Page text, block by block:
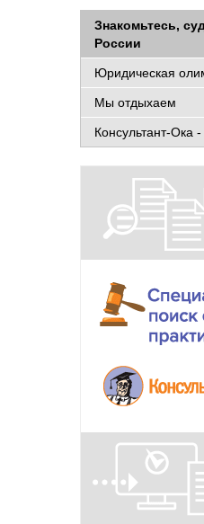
Знакомьтесь,
России
Юридическая
Мы отдыхаем
Консультант-Ока